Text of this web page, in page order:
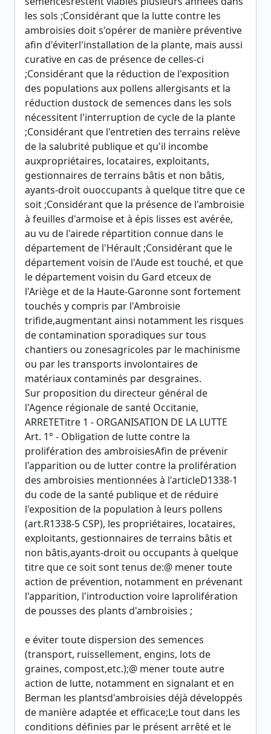
les sols ;Considérant que la lutte contre les
ambroisies doit s'opérer de manière préventive
afin d'éviterl'installation de la plante, mais aussi
curative en cas de présence de celles-ci
;Considérant que la réduction de l'exposition
des populations aux pollens allergisants et la
réduction dustock de semences dans les sols
nécessitent l'interruption de cycle de la plante
;Considérant que l'entretien des terrains relève
de la salubrité publique et qu'il incombe
auxpropriétaires, locataires, exploitants,
gestionnaires de terrains bâtis et non bâtis,
ayants-droit ouoccupants à quelque titre que ce
soit ;Considérant que la présence de l'ambroisie
à feuilles d'armoise et à épis lisses est avérée,
au vu de l'airede répartition connue dans le
département de l'Hérault ;Considérant que le
département voisin de l'Aude est touché, et que
le département voisin du Gard etceux de
l'Ariège et de la Haute-Garonne sont fortement
touchés y compris par l'Ambroisie
trifide,augmentant ainsi notamment les risques
de contamination sporadiques sur tous
chantiers ou zonesagricoles par le machinisme
ou par les transports involontaires de
matériaux contaminés par desgraines.
Sur proposition du directeur général de
l'Agence régionale de santé Occitanie,
ARRETETitre 1 - ORGANISATION DE LA LUTTE
Art. 1° - Obligation de lutte contre la
prolifération des ambroisiesAfin de prévenir
l'apparition ou de lutter contre la prolifération
des ambroisies mentionnées à l'articleD1338-1
du code de la santé publique et de réduire
l'exposition de la population à leurs pollens
(art.R1338-5 CSP), les propriétaires, locataires,
exploitants, gestionnaires de terrains bâtis et
non bâtis,ayants-droit ou occupants à quelque
titre que ce soit sont tenus de:@ mener toute
action de prévention, notamment en prévenant
l'apparition, l'introduction voire laprolifération
de pousses des plants d'ambroisies ;
e éviter toute dispersion des semences
(transport, ruissellement, engins, lots de
graines, compost,etc.);@ mener toute autre
action de lutte, notamment en signalant et en
Berman les plantsd'ambroisies déjà développés
de manière adaptée et efficace;Le tout dans les
conditions définies par le présent arrêté et le